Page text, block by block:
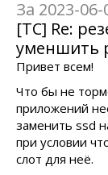
За 2023-06-
[TC] Re:
уменшить
Привет всем!
Что бы не
приложений
заменить ssd
при условии
слот для неё.